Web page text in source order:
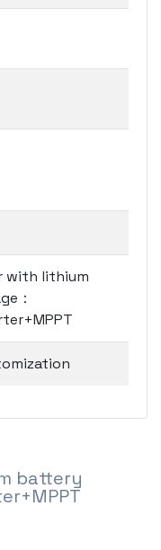
with lithium
：
battery